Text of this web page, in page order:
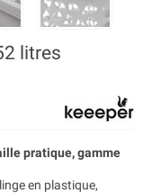
litres
pratique, gamme
en plastique,